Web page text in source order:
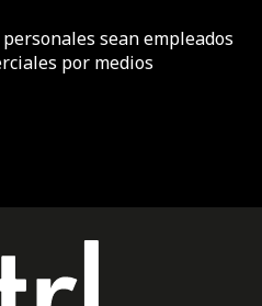
sean empleados
por medios